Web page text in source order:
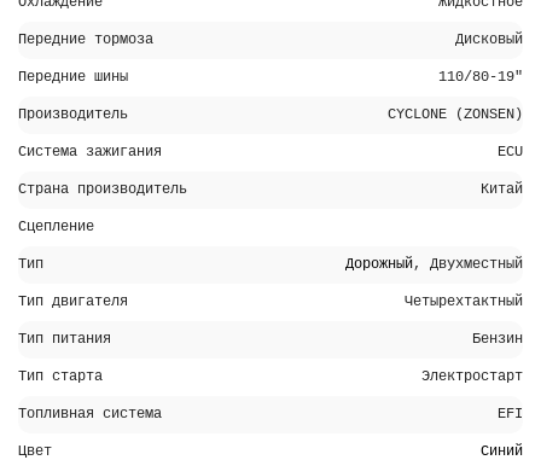
Передние тормоза Дисковый
Передние шины 110/80-19"
Производитель CYCLONE (ZONSEN)
Система зажигания ECU
Страна производитель Китай
Сцепление
Тип Дорожный, Двухместный
Тип двигателя Четырехтактный
Тип питания Бензин
Тип старта Электростарт
Топливная система EFI
Цвет Синий